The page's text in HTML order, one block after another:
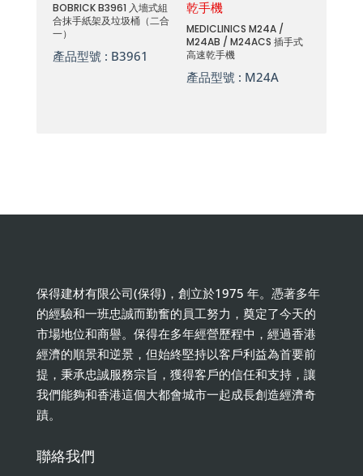
BOBRICK B3961 入墻式組
合抹手紙架及垃圾桶（二合
一）
產品型號 : B3961
MEDICLINICS M24A /
M24AB / M24ACS 插手式
高速乾手機
產品型號 : M24A
保得建材有限公司(保得)，創立於1975 年。憑著多年
的經驗和一班忠誠而勤奮的員工努力，奠定了今天的
市場地位和商譽。保得在多年經營歷程中，經過香港
經濟的順景和逆景，但始終堅持以客戶利益為首要前
提，秉承忠誠服務宗旨，獲得客戶的信任和支持，讓
我們能夠和香港這個大都會城市一起成長創造經濟奇
蹟。
聯絡我們